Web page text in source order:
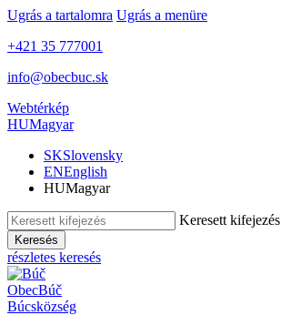
Ugrás a tartalomra Ugrás a menüre
+421 35 777001
info@obecbuc.sk
Webtérkép
HUMagyar
SKSlovensky
ENEnglish
HUMagyar
Keresett kifejezés
Keresés
részletes keresés
ObecBúč
Búcsközség